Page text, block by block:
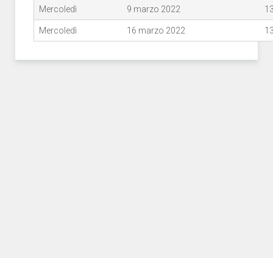
Mercoledì 9 marzo 2022
Mercoledì 16 marzo 2022